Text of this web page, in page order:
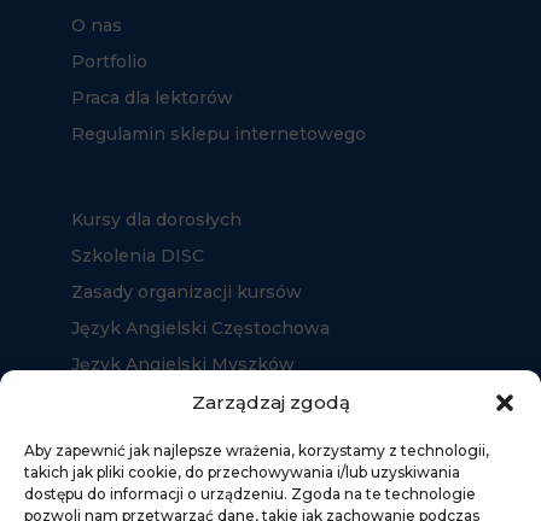
Zarządzaj zgodą
Aby zapewnić jak najlepsze wrażenia, korzystamy z technologii,
takich jak pliki cookie, do przechowywania i/lub uzyskiwania
dostępu do informacji o urządzeniu. Zgoda na te technologie
pozwoli nam przetwarzać dane, takie jak zachowanie podczas
O nas
Portfolio
Praca dla lektorów
Regulamin sklepu internetowego
Kursy dla dorosłych
Szkolenia DISC
Zasady organizacji kursów
Język Angielski Częstochowa
Język Angielski Myszków
Język Angielski Kłobuck